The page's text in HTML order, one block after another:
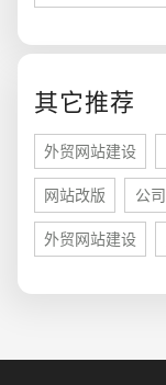
其它推荐
外贸网站建设
网站改版 公
外贸网站建设
您